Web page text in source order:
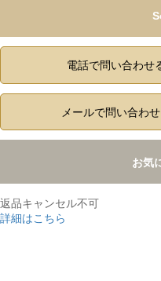
電話で問い合わせ
メールで問い合わ
お気
返品キャンセル不可
詳細はこちら